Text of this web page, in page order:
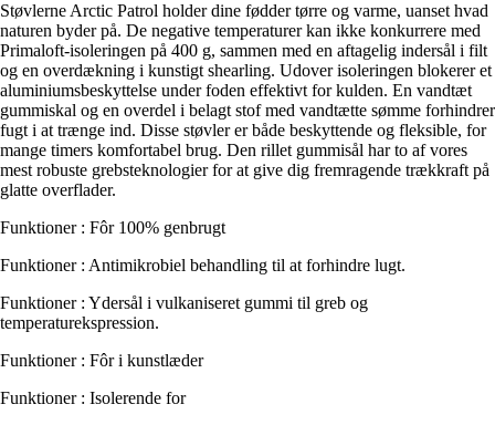
Støvlerne Arctic Patrol holder dine fødder tørre og varme, uanset hvad
naturen byder på. De negative temperaturer kan ikke konkurrere med
Primaloft-isoleringen på 400 g, sammen med en aftagelig indersål i filt
og en overdækning i kunstigt shearling. Udover isoleringen blokerer et
aluminiumsbeskyttelse under foden effektivt for kulden. En vandtæt
gummiskal og en overdel i belagt stof med vandtætte sømme forhindrer
fugt i at trænge ind. Disse støvler er både beskyttende og fleksible, for
mange timers komfortabel brug. Den rillet gummisål har to af vores
mest robuste grebsteknologier for at give dig fremragende trækkraft på
glatte overflader.
Funktioner : Fôr 100% genbrugt
Funktioner : Antimikrobiel behandling til at forhindre lugt.
Funktioner : Ydersål i vulkaniseret gummi til greb og
temperaturekspression.
Funktioner : Fôr i kunstlæder
Funktioner : Isolerende for